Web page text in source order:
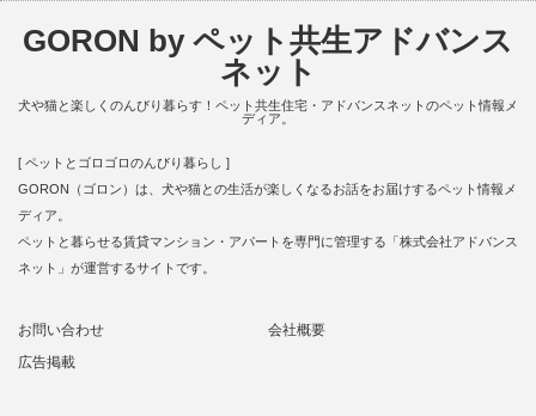
GORON by ペット共生アドバンス
ネット
犬や猫と楽しくのんびり暮らす！ペット共生住宅・アドバンスネットのペット情報メ
ディア。
[ ペットとゴロゴロのんびり暮らし ]
GORON（ゴロン）は、犬や猫との生活が楽しくなるお話をお届けするペット情報メ
ディア。
ペットと暮らせる賃貸マンション・アパートを専門に管理する「株式会社アドバンス
ネット」が運営するサイトです。
お問い合わせ
会社概要
広告掲載